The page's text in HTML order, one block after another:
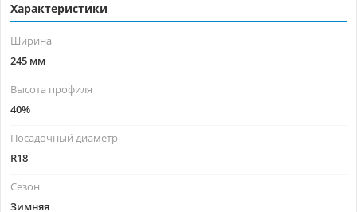
Характеристики
Ширина
245 мм
Высота профиля
40%
Посадочный диаметр
R18
Сезон
Зимняя